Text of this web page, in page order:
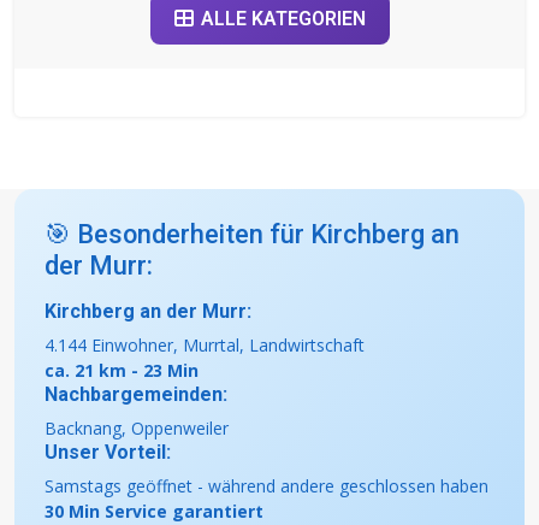
ALLE KATEGORIEN
🎯 Besonderheiten für Kirchberg an
der Murr:
Kirchberg an der Murr:
4.144 Einwohner, Murrtal, Landwirtschaft
ca. 21 km - 23 Min
Nachbargemeinden:
Backnang, Oppenweiler
Unser Vorteil:
Samstags geöffnet - während andere geschlossen haben
30 Min Service garantiert